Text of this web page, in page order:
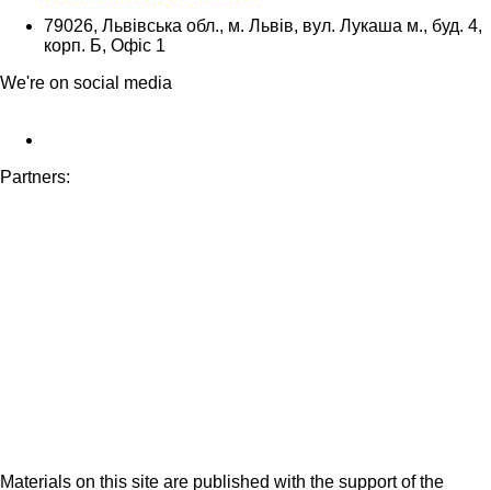
79026, Львівська обл., м. Львів, вул. Лукаша м., буд. 4,
корп. Б, Офіс 1
We're on social media
Partners:
Materials on this site are published with the support of the